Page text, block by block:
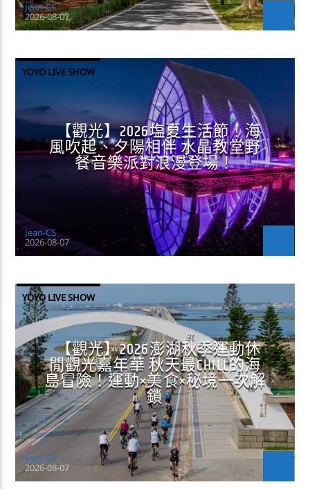
Jean-CS
2026-08-07
YOYO LIVE SHOW
【觀光】2026塩夏生活節！海
風吹起、夕陽相伴 水晶教堂野
餐音樂派對浪漫登場！
Jean-CS
2026-08-07
YOYO LIVE SHOW
【觀光】2026澎湖秋季運動休
閒觀光嘉年華 秋天最CHILL的海
島冒險！運動×美食×秘境一次解
鎖
Jean-CS
2026-08-07